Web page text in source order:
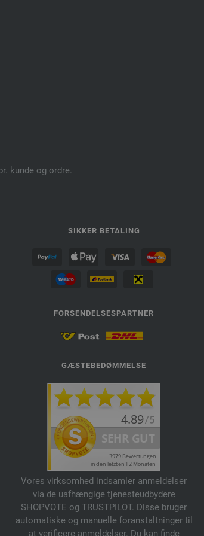
kunde og ordre.
SIKKER BETALING
FORSENDELSESPARTNER
GÆSTEBEDØMMELSE
Vores virksomhed indsamler anmeldelser
via de uafhængige tjenesteudbydere
SHOPVOTE og TRUSTPILOT. Disse bruger
automatiske og manuelle foranstaltninger til
at verificere anmeldelser. Du kan finde